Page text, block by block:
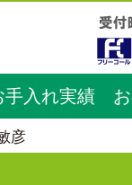
手入れ実績
彦